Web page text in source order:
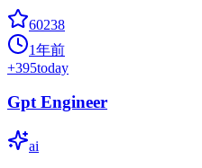
60238
1年前
+395today
Gpt Engineer
ai